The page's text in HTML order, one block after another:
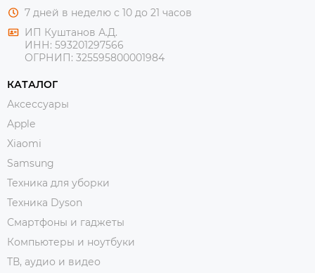
7 дней в неделю с 10 до 21 часов
ИП Куштанов А.Д.
ИНН: 593201297566
ОГРНИП: 325595800001984
КАТАЛОГ
Аксессуары
Apple
Xiaomi
Samsung
Техника для уборки
Техника Dyson
Смартфоны и гаджеты
Компьютеры и ноутбуки
ТВ, аудио и видео